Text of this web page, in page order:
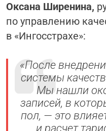
Оксана Ширенина,
по управлению
в «Ингосстрахе»:
«После
системы
Мы нашли
записей, в
пол, — это
и расчет